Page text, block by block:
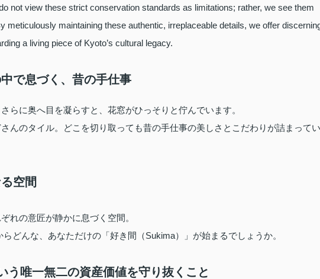
not view these strict conservation standards as limitations; rather, we see them
meticulously maintaining these authentic, irreplaceable details, we offer
a living piece of Kyoto’s cultural legacy.
で息づく、昔の手仕事
らに奥へ目を凝らすと、花窓がひっそりと佇んでいます。
んのタイル。どこを切り取っても昔の手仕事の美しさとこだわりが詰まってい
空間
れの意匠が静かに息づく空間。
どんな、あなただけの「好き間（Sukima）」が始まるでしょうか。
う唯一無二の資産価値を守り抜くこと